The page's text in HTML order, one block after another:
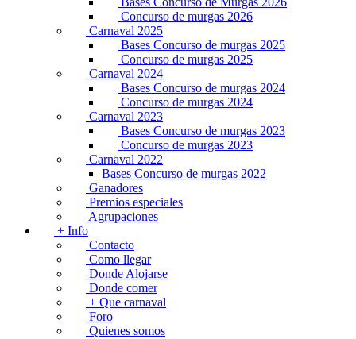
Concurso de murgas 2026
Carnaval 2025
Bases Concurso de murgas 2025
Concurso de murgas 2025
Carnaval 2024
Bases Concurso de murgas 2024
Concurso de murgas 2024
Carnaval 2023
Bases Concurso de murgas 2023
Concurso de murgas 2023
Carnaval 2022
Bases Concurso de murgas 2022
Ganadores
Premios especiales
Agrupaciones
+ Info
Contacto
Como llegar
Donde Alojarse
Donde comer
+ Que carnaval
Foro
Quienes somos